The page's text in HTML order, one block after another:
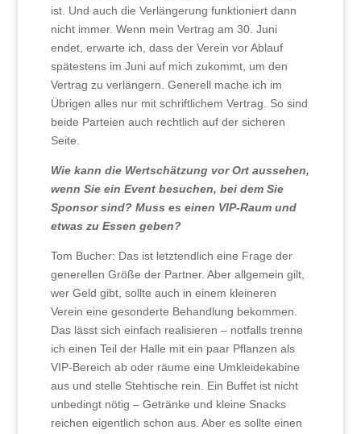
ist. Und auch die Verlängerung funktioniert dann
nicht immer. Wenn mein Vertrag am 30. Juni
endet, erwarte ich, dass der Verein vor Ablauf
spätestens im Juni auf mich zukommt, um den
Vertrag zu verlängern. Generell mache ich im
Übrigen alles nur mit schriftlichem Vertrag. So sind
beide Parteien auch rechtlich auf der sicheren
Seite.
Wie kann die Wertschätzung vor Ort aussehen,
wenn Sie ein Event besuchen, bei dem Sie
Sponsor sind? Muss es einen VIP-Raum und
etwas zu Essen geben?
Tom Bucher: Das ist letztendlich eine Frage der
generellen Größe der Partner. Aber allgemein gilt,
wer Geld gibt, sollte auch in einem kleineren
Verein eine gesonderte Behandlung bekommen.
Das lässt sich einfach realisieren – notfalls trenne
ich einen Teil der Halle mit ein paar Pflanzen als
VIP-Bereich ab oder räume eine Umkleidekabine
aus und stelle Stehtische rein. Ein Buffet ist nicht
unbedingt nötig – Getränke und kleine Snacks
reichen eigentlich schon aus. Aber es sollte einen